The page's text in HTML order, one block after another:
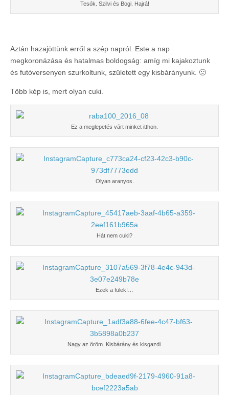
Tesók. Szilvi és Bogi. Hajrá!
Aztán hazajöttünk erről a szép napról. Este a nap
megkoronázása és hatalmas boldogság: amíg mi kajakoztunk
és futóversenyen szurkoltunk, született egy kisbárányunk. 🙂
Több kép is, mert olyan cuki.
Ez a meglepetés várt minket itthon.
Olyan aranyos.
Hát nem cuki?
Ezek a fülek!…
Nagy az öröm. Kisbárány és kisgazdi.